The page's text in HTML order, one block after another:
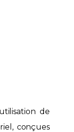
de
conçues